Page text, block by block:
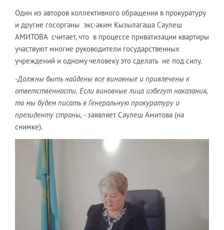
Один из авторов коллективного обращения в прокуратуру
и другие госорганы экс-аким Кызылагаша Саулеш
АМИТОВА считает, что в процессе приватизации квартиры
участвуют многие руководители государственных
учреждений и одному человеку это сделать не под силу.
-Должны быть найдены все виновные и привлечены к
ответственности. Если виновные лица избегут наказания,
то мы будем писать в Генеральную прокуратуру и
президенту страны, - заявляет Саулеш Амитова (на
снимке).